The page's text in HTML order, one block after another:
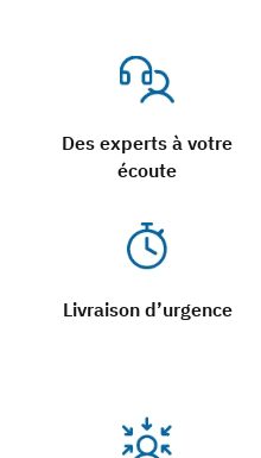
Des experts à votre
écoute
Livraison d’urgence